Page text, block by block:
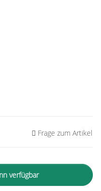
Frage zum Artikel
verfügbar